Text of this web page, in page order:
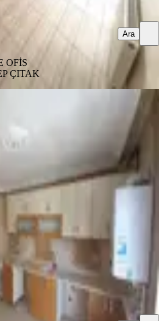
OFİS
ÇITAK
Ara
Seval Caddesine Çok Yakın
Ayvalı Mahallesi
YAŞAR ARIBAŞ